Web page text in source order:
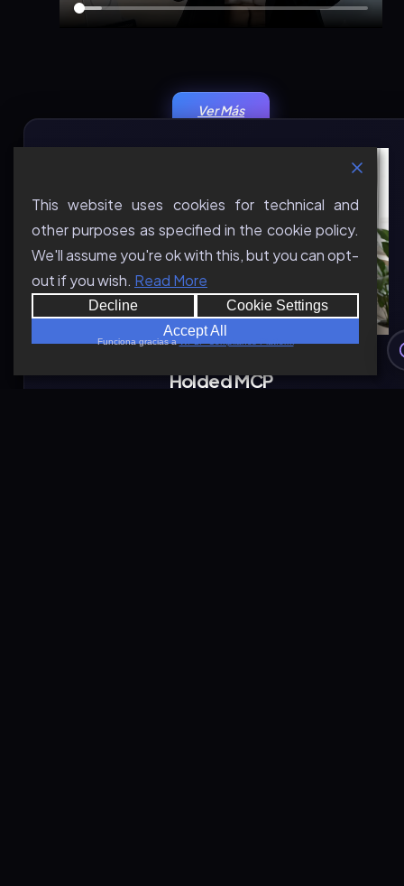
Ver Más
Holded MCP
This website uses cookies for technical and
other purposes as specified in the cookie policy.
We'll assume you're ok with this, but you can opt-
out if you wish. Read More
Decline
Cookie Settings
Accept All
Funciona gracias a WPLP Compliance Platform